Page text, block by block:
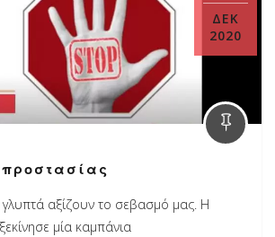
ΔΕΚ
2020
αξίζουν το σεβασμό μας. Η
μία καμπάνια